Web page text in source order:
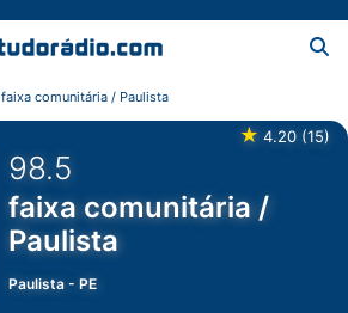
faixa comunitária / Paulista
★ 4.20 (15)
98.5
faixa comunitária /
Paulista
Paulista -PE